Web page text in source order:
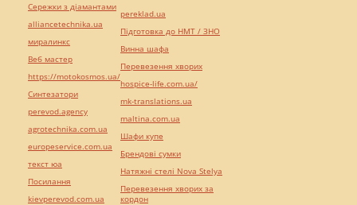
Сережки з діамантами
alliancetechnika.ua
миралинкс
Веб мастер
https://motokosmos.ua/
Синтезатори
perevod.agency
agrotechnika.com.ua
europeservice.com.ua
текст юа
Посилання
kievperevod.com.ua
pereklad.ua
Підготовка до НМТ / ЗНО
Винна шафа
Перевезення хворих
hospice-life.com.ua/
mk-translations.ua
maltina.com.ua
Шафи купе
Брендові сумки
Натяжні стелі Nova Stelya
Перевезення хворих за
кордон